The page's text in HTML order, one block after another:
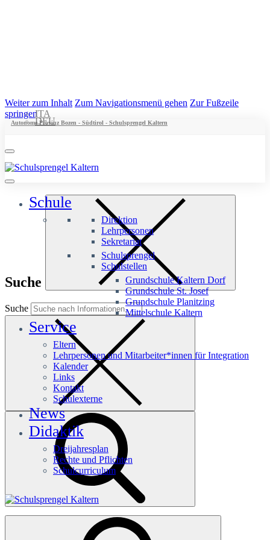
Weiter zum Inhalt Zum Navigationsmenü gehen Zur Fußzeile
springen
Autonome Provinz Bozen - Südtirol - Schulsprengel Kaltern
ITA
DEU
Schule
Direktion
Lehrpersonen
Sekretariat
Schulsprengel
Schulstellen
Grundschule Kaltern Dorf
Grundschule St. Josef
Grundschule Planitzing
Mittelschule Kaltern
Service
Eltern
Lehrpersonen und Mitarbeiter*innen für Integration
Kalender
Links
Kontakt
Schulexterne
News
Didaktik
Dreijahresplan
Rechte und Pflichten
Schulcurriculum
Suche
Suche
Häufige Suchanfragen